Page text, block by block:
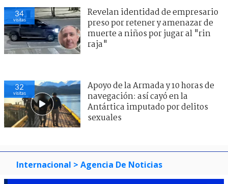
34
visitas
Revelan identidad de empresario
preso por retener y amenazar de
muerte a niños por jugar al "rin
raja"
32
visitas
Apoyo de la Armada y 10 horas de
navegación: así cayó en la
Antártica imputado por delitos
sexuales
Internacional > Agencia De Noticias